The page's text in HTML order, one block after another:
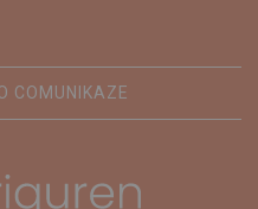
COMUNIKAZE